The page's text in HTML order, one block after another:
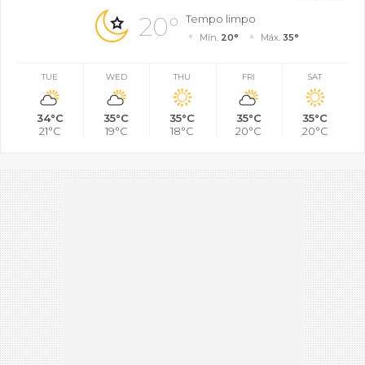
20° Tempo limpo
Mín. 20° Máx. 35°
TUE
34°C
21°C
WED
35°C
19°C
THU
35°C
18°C
FRI
35°C
20°C
SAT
35°C
20°C